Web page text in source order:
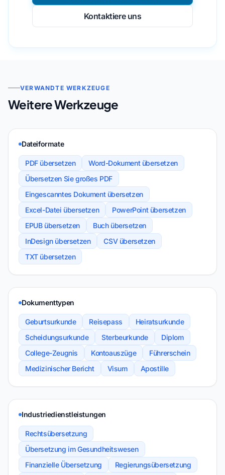
Kontaktiere uns
VERWANDTE WERKZEUGE
Weitere Werkzeuge
Dateiformate
PDF übersetzen
Word-Dokument übersetzen
Übersetzen Sie großes PDF
Eingescanntes Dokument übersetzen
Excel-Datei übersetzen
PowerPoint übersetzen
EPUB übersetzen
Buch übersetzen
InDesign übersetzen
CSV übersetzen
TXT übersetzen
Dokumenttypen
Geburtsurkunde Reisepass
Heiratsurkunde
Scheidungsurkunde
Sterbeurkunde
Diplom
College-Zeugnis
Kontoauszüge
Führerschein
Medizinischer Bericht
Visum Apostille
Industriedienstleistungen
Rechtsübersetzung
Übersetzung im Gesundheitswesen
Finanzielle Übersetzung
Regierungsübersetzung